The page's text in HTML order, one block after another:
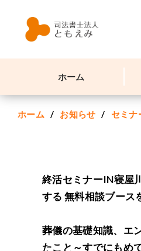
ホーム
ホーム お知らせ セミナ
終活セミナーIN寝屋
する 無料相談ブース
葬儀の基礎知識、エ
たこと～すでにもめ